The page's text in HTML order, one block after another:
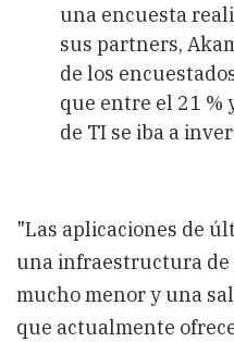
una encuesta
sus partners,
de los
que entre el 21 %
de TI se iba a
"Las aplicaciones de
una infraestructura
mucho menor y una
que actualmente